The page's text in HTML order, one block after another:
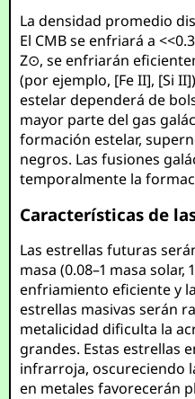
La densidad promedio
El CMB se enfriará a
Z⊙, se enfriarán
(por ejemplo, [Fe II], [Si
estelar dependerá de
mayor parte del gas
formación estelar,
negros. Las fusiones
temporalmente la
Características de
Las estrellas futuras
masa (0.08–1 masa solar,
enfriamiento eficiente y
estrellas masivas serán
metalicidad dificulta la
grandes. Estas estrellas
infrarroja, oscureciendo
en metales favorecerán